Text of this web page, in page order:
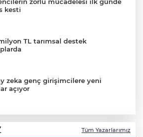
zorlu mücadelesi ilk günde
kesti
TL tarımsal destek
zeka genç girişimcilere yeni
açıyor
esrar ele geçirildi
Tüm Yazarlarımız